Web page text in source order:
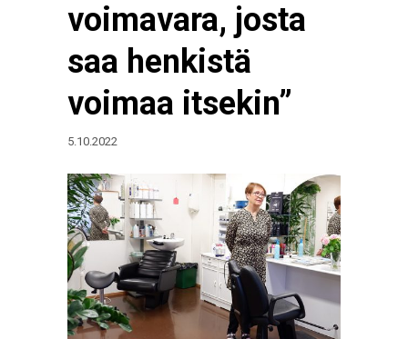
voimavara, josta
saa henkistä
voimaa itsekin”
5.10.2022